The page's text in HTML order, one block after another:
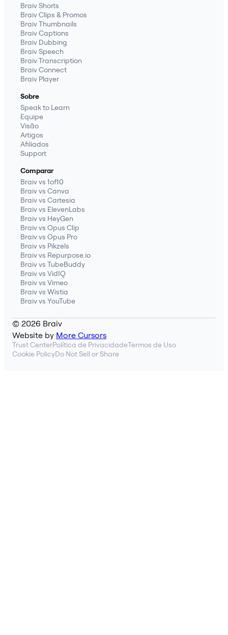
Braiv Shorts
Braiv Clips & Promos
Braiv Thumbnails
Braiv Captions
Braiv Dubbing
Braiv Speech
Braiv Transcription
Braiv Connect
Braiv Player
Sobre
Speak to Learn
Equipe
Visão
Artigos
Afiliados
Support
Comparar
Braiv vs 1of10
Braiv vs Canva
Braiv vs Cartesia
Braiv vs ElevenLabs
Braiv vs HeyGen
Braiv vs Opus Clip
Braiv vs Opus Pro
Braiv vs Pikzels
Braiv vs Repurpose.io
Braiv vs TubeBuddy
Braiv vs VidIQ
Braiv vs Vimeo
Braiv vs Wistia
Braiv vs YouTube
© 2026 Braiv
Website by More Cursors
Trust CenterPolítica de PrivacidadeTermos de Uso
Cookie PolicyDo Not Sell or Share